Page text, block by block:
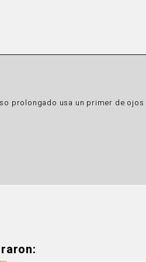
prolongado usa un primer de